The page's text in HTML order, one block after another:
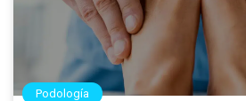
Podología